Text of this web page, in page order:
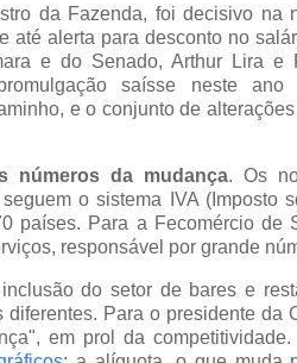
da Fazenda, foi decisivo na
até alerta para desconto no
e do Senado, Arthur Lira e
saísse neste
e o conjunto de
números da mudança. Os
o sistema IVA (Imposto
países. Para a Fecomércio de
responsável por grande
do setor de bares e
diferentes. Para o presidente da
em prol da